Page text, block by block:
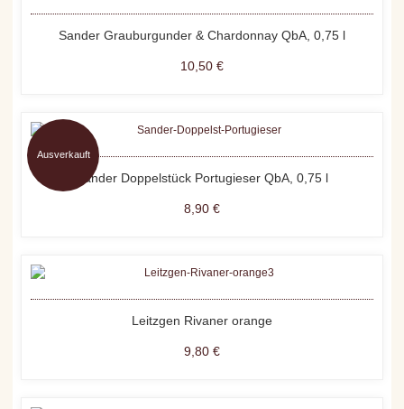
Sander Grauburgunder & Chardonnay QbA, 0,75 l
10,50 €
Ausverkauft
Sander Doppelstück Portugieser QbA, 0,75 l
8,90 €
Leitzgen Rivaner orange
9,80 €